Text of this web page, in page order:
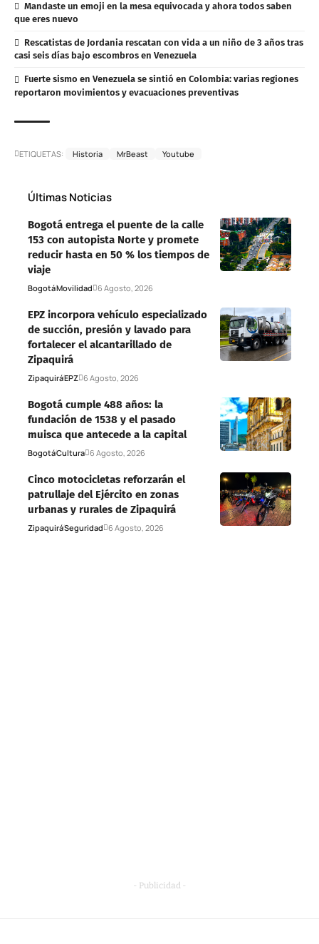
Mandaste un emoji en la mesa equivocada y ahora todos saben
que eres nuevo
Rescatistas de Jordania rescatan con vida a un niño de 3 años tras
casi seis días bajo escombros en Venezuela
Fuerte sismo en Venezuela se sintió en Colombia: varias regiones
reportaron movimientos y evacuaciones preventivas
ETIQUETAS: Historia MrBeast Youtube
Últimas Noticias
Bogotá entrega el puente de la calle
153 con autopista Norte y promete
reducir hasta en 50 % los tiempos de
viaje
BogotáMovilidad 6 Agosto, 2026
EPZ incorpora vehículo especializado
de succión, presión y lavado para
fortalecer el alcantarillado de
Zipaquirá
ZipaquiráEPZ 6 Agosto, 2026
Bogotá cumple 488 años: la
fundación de 1538 y el pasado
muisca que antecede a la capital
BogotáCultura 6 Agosto, 2026
Cinco motocicletas reforzarán el
patrullaje del Ejército en zonas
urbanas y rurales de Zipaquirá
ZipaquiráSeguridad 6 Agosto, 2026
- Publicidad -